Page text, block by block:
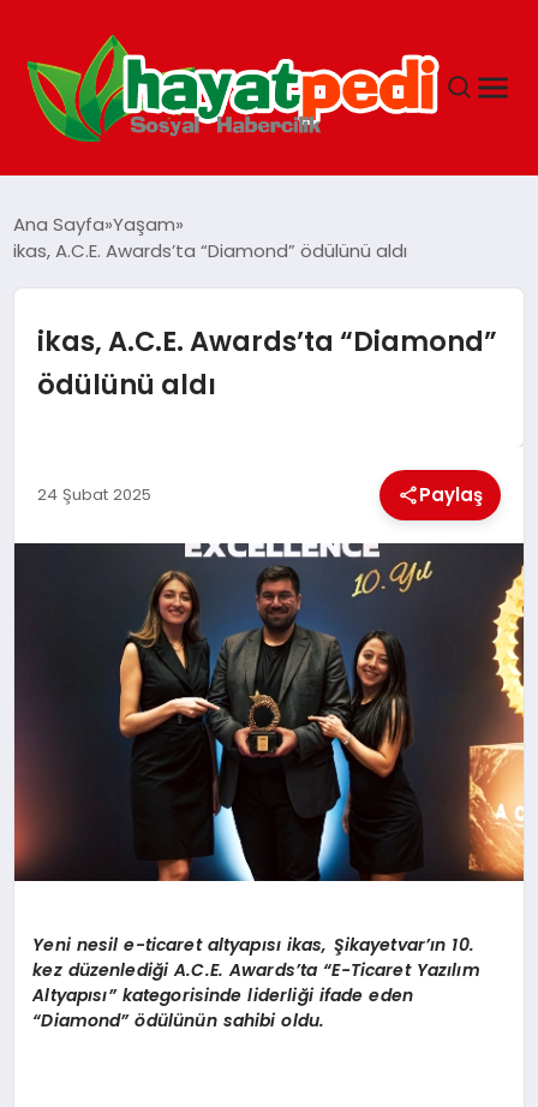
GUNCEL
SPOR & FITNESS
Ana Sayfa Yaşam
ikas, A.C.E. Awards’ta “Diamond” ödülünü aldı
ikas, A.C.E. Awards’ta “Diamond”
ödülünü aldı
24 Şubat 2025 Paylaş
Yeni nesil e-ticaret altyapısı ikas, Şikayetvar’ın 10.
kez düzenlediği A.C.E. Awards’ta “E-Ticaret Yazılım
Altyapısı” kategorisinde liderliği ifade eden
“Diamond” ödülünün sahibi oldu.